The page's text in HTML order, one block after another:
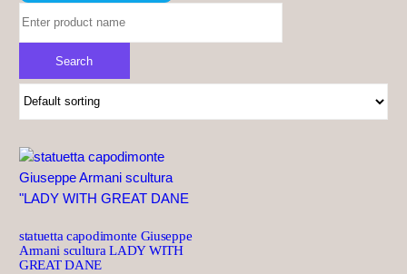
statuetta capodimonte Giuseppe
Armani scultura LADY WITH
GREAT DANE